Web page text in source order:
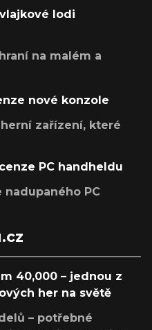
lodi
na malém a
nové konzole
zařízení, které
PC handheldu
nadupaného PC
40,000 – jednou z
her na světě
– potřebné